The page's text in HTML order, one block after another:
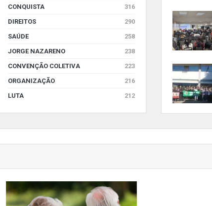
CONQUISTA
316
DIREITOS
290
SAÚDE
258
JORGE NAZARENO
238
CONVENÇÃO COLETIVA
223
ORGANIZAÇÃO
216
LUTA
212